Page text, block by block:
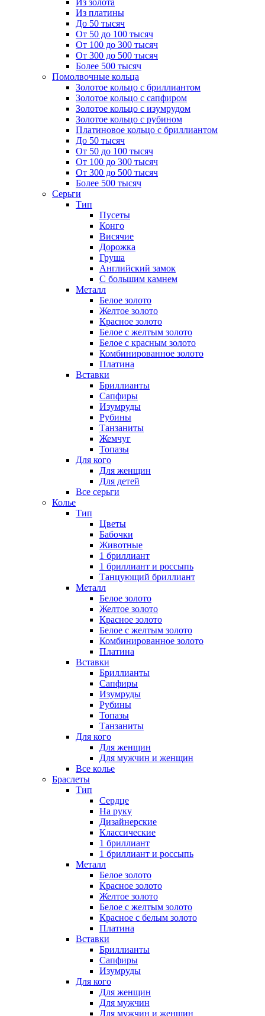
Из золота
Из платины
До 50 тысяч
От 50 до 100 тысяч
От 100 до 300 тысяч
От 300 до 500 тысяч
Более 500 тысяч
Помолвочные кольца
Золотое кольцо с бриллиантом
Золотое кольцо с сапфиром
Золотое кольцо с изумрудом
Золотое кольцо с рубином
Платиновое кольцо с бриллиантом
До 50 тысяч
От 50 до 100 тысяч
От 100 до 300 тысяч
От 300 до 500 тысяч
Более 500 тысяч
Серьги
Тип
Пусеты
Конго
Висячие
Дорожка
Груша
Английский замок
С большим камнем
Металл
Белое золото
Желтое золото
Красное золото
Белое с желтым золото
Белое с красным золото
Комбинированное золото
Платина
Вставки
Бриллианты
Сапфиры
Изумруды
Рубины
Танзаниты
Жемчуг
Топазы
Для кого
Для женщин
Для детей
Все серьги
Колье
Тип
Цветы
Бабочки
Животные
1 бриллиант
1 бриллиант и россыпь
Танцующий бриллиант
Металл
Белое золото
Желтое золото
Красное золото
Белое с желтым золото
Комбинированное золото
Платина
Вставки
Бриллианты
Сапфиры
Изумруды
Рубины
Топазы
Танзаниты
Для кого
Для женщин
Для мужчин и женщин
Все колье
Браслеты
Тип
Сердце
На руку
Дизайнерские
Классические
1 бриллиант
1 бриллиант и россыпь
Металл
Белое золото
Красное золото
Желтое золото
Белое с желтым золото
Красное с белым золото
Платина
Вставки
Бриллианты
Сапфиры
Изумруды
Для кого
Для женщин
Для мужчин
Для мужчин и женщин